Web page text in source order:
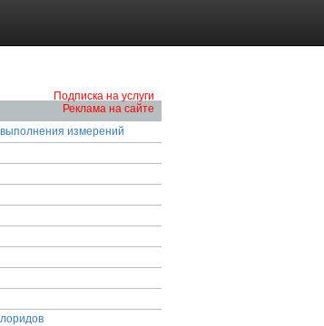
Подписка на услуги
Реклама на сайте
измерений